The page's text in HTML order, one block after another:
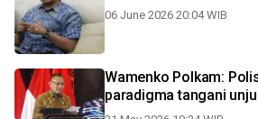
06 June 2026 20:04 WIB
Wamenko Polkam:
paradigma tangani